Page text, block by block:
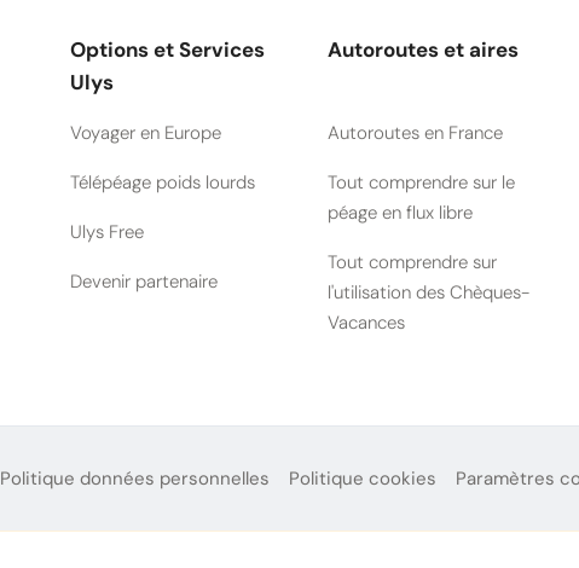
Options et Services
Ulys
Voyager en Europe
Télépéage poids lourds
Ulys Free
Devenir partenaire
Autoroutes et aires
Autoroutes en France
Tout comprendre sur le
péage en flux libre
Tout comprendre sur
l'utilisation des Chèques-
Vacances
Politique données personnelles Politique cookies Paramètres